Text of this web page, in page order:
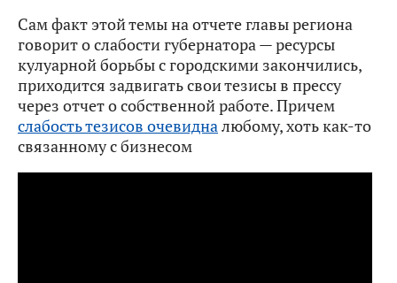
Сам факт этой темы на отчете главы региона
говорит о слабости губернатора — ресурсы
кулуарной борьбы с городскими закончились,
приходится задвигать свои тезисы в прессу
через отчет о собственной работе. Причем
слабость тезисов очевидналюбому, хоть как-то
связанному с бизнесом